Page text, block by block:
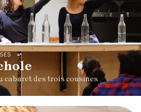
cabaret des trois cousines